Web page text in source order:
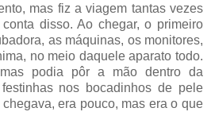
mas fiz a viagem tantas vezes
disso. Ao chegar, o primeiro
as máquinas, os monitores,
no meio daquele aparato todo.
podia pôr a mão dentro da
nos bocadinhos de pele
era pouco, mas era o que